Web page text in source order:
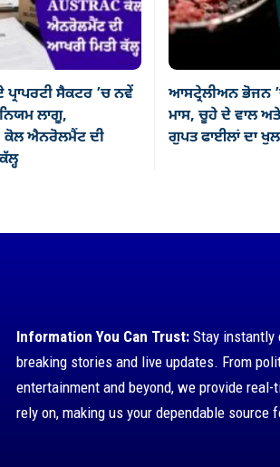
ਸੈਕਟਰ ’ਚ ਨਵੇਂ
ਲਾਗੂ,
ਕੋਲ ਐਨਰੋਲਮੈਂਟ ਦੀ
ਆਸਟ੍ਰੇਲੀਅਨ ਭੋਜਨ
ਮਾਸ, ਚੂਹੇ ਦੇ ਵਾਲ
ਗੁਪਤ ਫਾਈਲਾਂ ਦਾ
Information You Can Trust: Stay instantly
breaking stories and live updates. From
entertainment and beyond, we provide real-
rely on, making us your dependable source